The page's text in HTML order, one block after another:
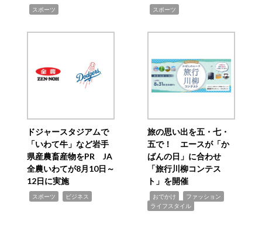
スポーツ スポーツ
ドジャースタジアムで
「いわて牛」など岩手
県産農畜産物をPR JA
全農いわてが8月10日～
12日に実施
スポーツ ビジネス
旅の思い出を五・七・
五で！ エースが「か
ばんの日」に合わせ
「旅行川柳コンテス
ト」を開催
おでかけ ファッション
ライフスタイル